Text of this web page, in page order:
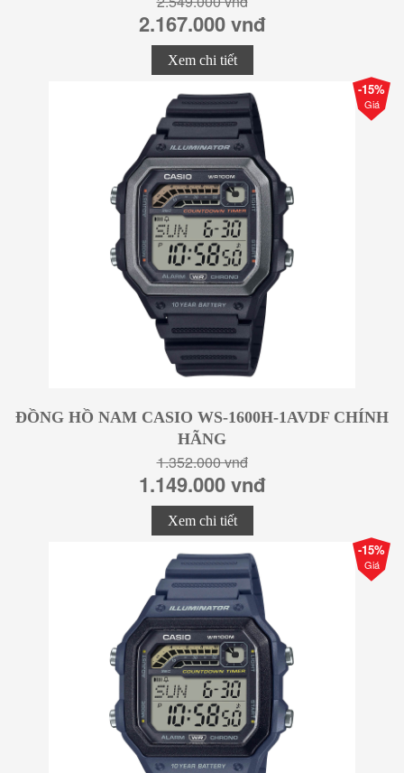
2.167.000 vnđ
Xem chi tiết
-15%
Giá
ĐỒNG HỒ NAM CASIO WS-1600H-1AVDF CHÍNH
HÃNG
1.352.000 vnđ
1.149.000 vnđ
Xem chi tiết
-15%
Giá